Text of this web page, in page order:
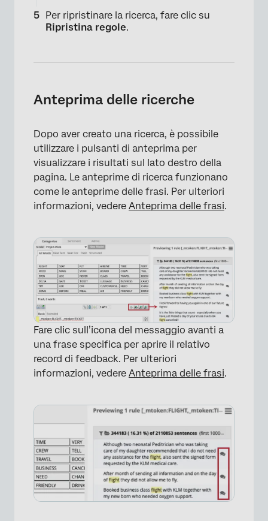
Per ripristinare la ricerca, fare clic su
Ripristina regole.
Anteprima delle ricerche
Dopo aver creato una ricerca, è possibile
utilizzare i pulsanti di anteprima per
visualizzare i risultati sul lato destro della
pagina. Le anteprime di ricerca funzionano
come le anteprime delle frasi. Per ulteriori
informazioni, vedere Anteprima delle frasi.
×
Fare clic sull’icona del messaggio avanti a
una frase specifica per aprire il relativo
record di feedback. Per ulteriori
informazioni, vedere Anteprima delle frasi.